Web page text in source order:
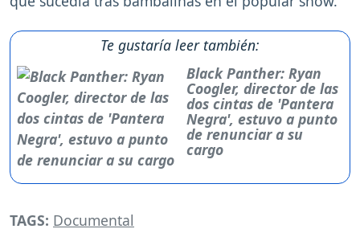
Te gustaría leer también:
Black Panther: Ryan
Coogler, director de las
dos cintas de 'Pantera
Negra', estuvo a punto
de renunciar a su
cargo
TAGS: Documental